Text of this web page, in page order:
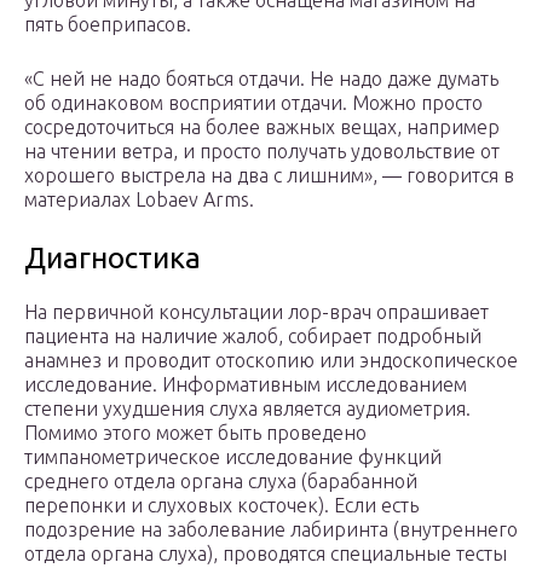
пять боеприпасов.
«C ней не надо бояться отдачи. Не надо даже думать
об одинаковом восприятии отдачи. Можно просто
сосредоточиться на более важных вещах, например
на чтении ветра, и просто получать удовольствие от
хорошего выстрела на два с лишним», — говорится в
материалах Lobaev Arms.
Диагностика
На первичной консультации лор-врач опрашивает
пациента на наличие жалоб, собирает подробный
анамнез и проводит отоскопию или эндоскопическое
исследование. Информативным исследованием
степени ухудшения слуха является аудиометрия.
Помимо этого может быть проведено
тимпанометрическое исследование функций
среднего отдела органа слуха (барабанной
перепонки и слуховых косточек). Если есть
подозрение на заболевание лабиринта (внутреннего
отдела органа слуха), проводятся специальные тесты